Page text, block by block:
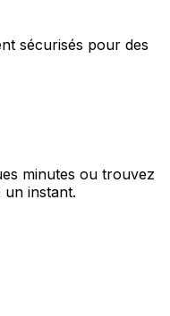
sécurisés pour des
minutes ou trouvez
un instant.